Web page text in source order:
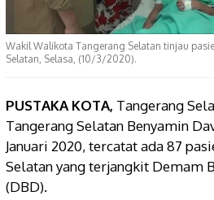
Wakil Walikota Tangerang Selatan tinjau
Selatan, Selasa, (10/3/2020).
PUSTAKA KOTA, Tangerang
Tangerang Selatan Benyamin
Januari 2020, tercatat ada 87
Selatan yang terjangkit Demam
(DBD).